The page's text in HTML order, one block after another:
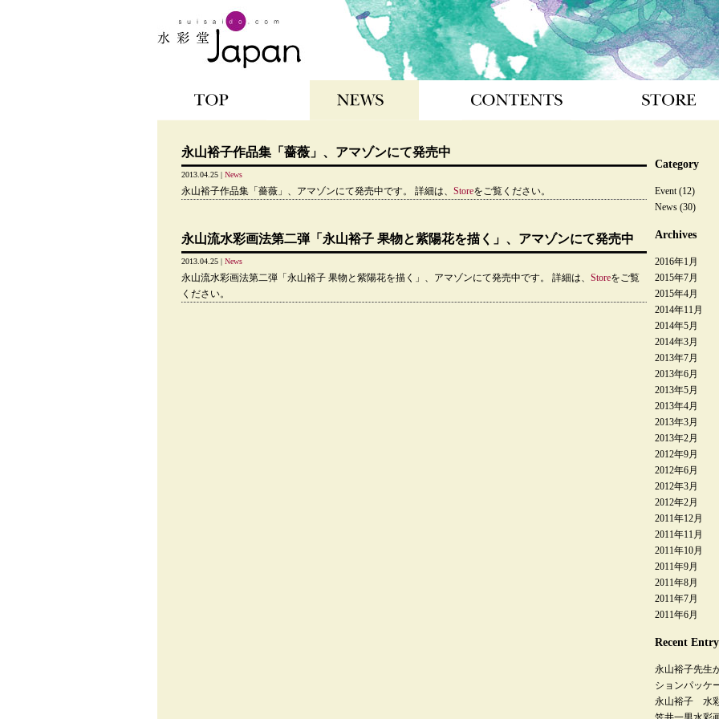
永山裕子作品集「薔薇」、アマゾンにて発売中
2013.04.25 | News
永山裕子作品集「薔薇」、アマゾンにて発売中です。 詳細は、 Storeをご覧ください。
永山流水彩画法第二弾「永山裕子 果物と紫陽花を描く」、アマゾンにて発売中
2013.04.25 | News
永山流水彩画法第二弾「永山裕子 果物と紫陽花を描く」、アマゾンにて発売中です。 詳細は、 Storeをご覧
ください。
Category
Event(12)
News (30)
Archives
2016年1月
2015年7月
2015年4月
2014年11月
2014年5月
2014年3月
2013年7月
2013年6月
2013年5月
2013年4月
2013年3月
2013年2月
2012年9月
2012年6月
2012年3月
2012年2月
2011年12月
2011年11月
2011年10月
2011年9月
2011年8月
2011年7月
2011年6月
Recent Entry
永山裕子先生
ションパッケ
永山裕子 水